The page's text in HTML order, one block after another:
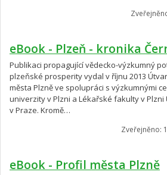
eBook - Plzeň - kronika
Publikaci propagující vědecko-výzkumný
plzeňské prosperity vydal v říjnu 2013
města Plzně ve spolupráci s výzkumnými
univerzity v Plzni a Lékařské fakulty v
v Praze. Kromě…
Zveřejněno:
eBook - Profil města Plzně